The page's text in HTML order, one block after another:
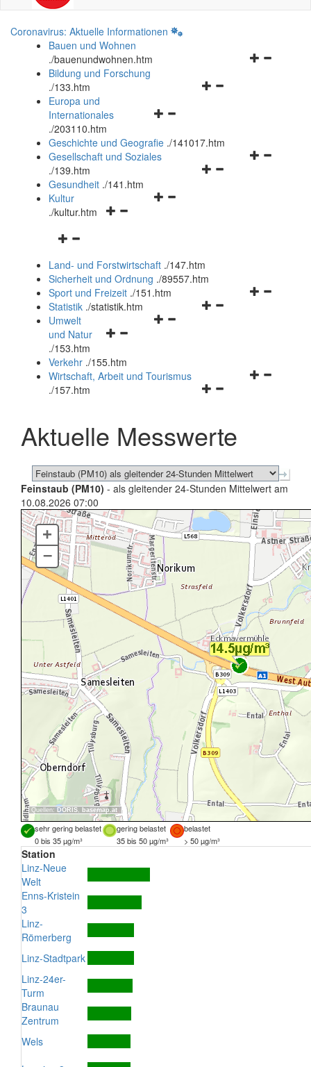
Coronavirus: Aktuelle Informationen
Bauen und Wohnen
./bauenundwohnen.htm
Navigationsmenü
Bildung und Forschung
./133.htm
Navigationsmenü
und
schließen
Europa und
Internationales
./203110.htm
Geschichte und Geografie ./141017.htm
Navigationsmenü
Gesellschaft und Soziales
./139.htm
Navigationsmenü
Gesundheit ./141.htm
Navigationsmenü
Kultur
./kultur.htm
Navigationsmenü
und
schließen
Land- und Forstwirtschaft ./147.htm
Sicherheit und Ordnung ./89557.htm
Navigationsmenü
Sport und Freizeit ./151.htm
Navigationsmenü
Statistik ./statistik.htm
Navigationsmenü
und
schließen
Umwelt
und Natur
./153.htm
Verkehr ./155.htm
Navigationsmenü
schließen
Wirtschaft, Arbeit und Tourismus
./157.htm
Aktuelle Messwerte
Feinstaub (PM10) - als gleitender 24-Stunden Mittelwert am
10.08.2026 07:00
Quellen: DORIS, basemap.at
+
–
sehr gering belastet gering belastet
belastet
0 bis 35 µg/m³
35 bis 50 µg/m³ > 50 µg/m³
Station
Linz-Neue
Welt
Enns-Kristein
3
Linz-
Römerberg
Linz-Stadtpark
Linz-24er-
Turm
Braunau
Zentrum
Wels